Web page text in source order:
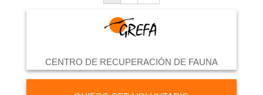
CENTRO DE RECUPERACIÓN DE FAUNA